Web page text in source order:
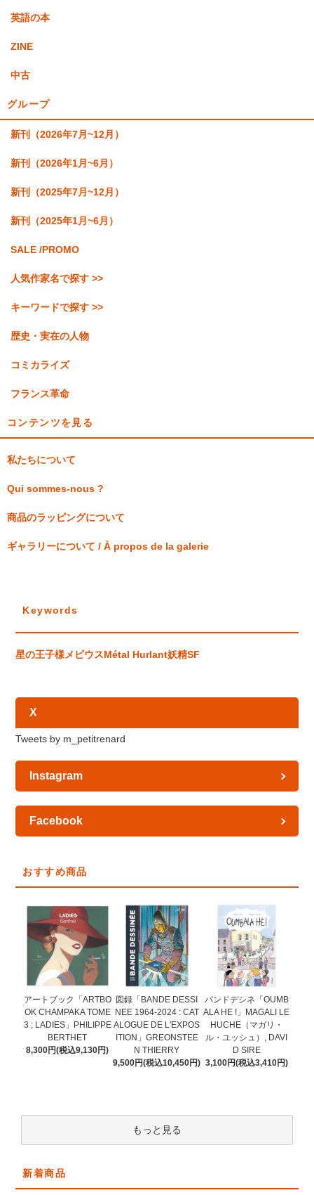
英語の本
ZINE
中古
グループ
新刊（2026年7月~12月）
新刊（2026年1月~6月）
新刊（2025年7月~12月）
新刊（2025年1月~6月）
SALE /PROMO
人気作家名で探す >>
キーワードで探す >>
歴史・実在の人物
コミカライズ
フランス革命
コンテンツを見る
私たちについて
Qui sommes-nous ?
商品のラッピングについて
ギャラリーについて / À propos de la galerie
Keywords
星の王子様メビウスMétal Hurlant妖精SF
X
Tweets by m_petitrenard
Instagram
Facebook
おすすめ商品
アートブック「ARTBO
OK CHAMPAKA TOME
3 ; LADIES」PHILIPPE
BERTHET
8,300円(税込9,130円)
図録「BANDE DESSI
NEE 1964-2024 : CAT
ALOGUE DE L'EXPOS
ITION」GREONSTEE
N THIERRY
9,500円(税込10,450円)
バンドデシネ「OUMB
ALA HE !」MAGALI LE
HUCHE（マガリ・
ル・ユッシュ）, DAVI
D SIRE
3,100円(税込3,410円)
もっと見る
新着商品